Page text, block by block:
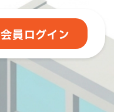
会員ログイン